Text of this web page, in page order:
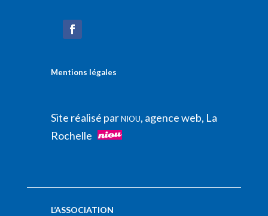
Mentions légales
Site réalisé parNIOU, agence web, La
Rochelle
L’ASSOCIATION